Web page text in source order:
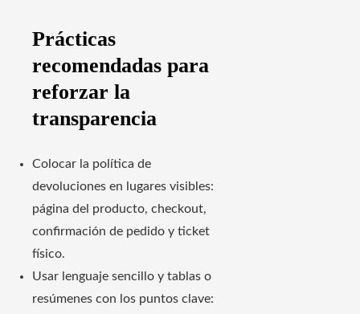
Prácticas
recomendadas para
reforzar la
transparencia
Colocar la política de
devoluciones en lugares visibles:
página del producto, checkout,
confirmación de pedido y ticket
físico.
Usar lenguaje sencillo y tablas o
resúmenes con los puntos clave: